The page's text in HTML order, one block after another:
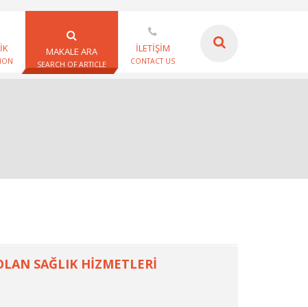
MAKALE ARA
SEARCH OF ARTICLE
İLETİŞİM
CONTACT US
SAĞLIK HİZMETLERİ